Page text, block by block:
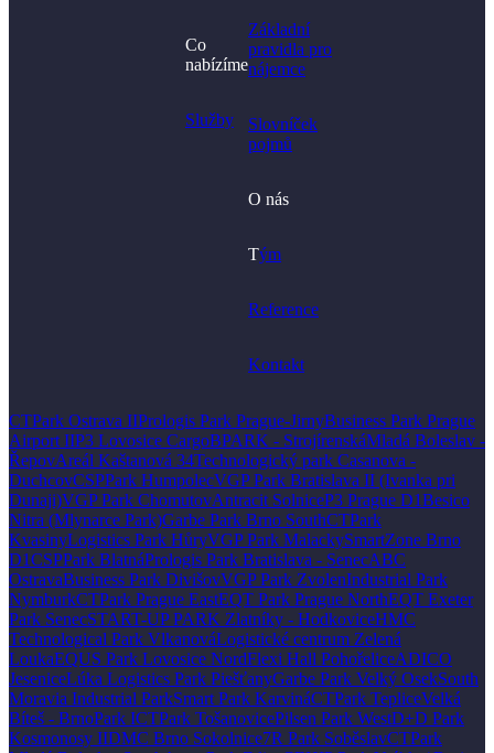
Co
nabízíme
Služby
Základní
pravidla pro
nájemce
Slovníček
pojmů
O nás
Tým
Reference
Kontakt
CTPark Ostrava IIPrologis Park Prague-JirnyBusiness Park Prague
Airport IIP3 Lovosice CargoBPARK - StrojírenskáMladá Boleslav -
ŘepovAreál Kaštanová 34Technologický park Casanova -
DuchcovCSPPark HumpolecVGP Park Bratislava II (Ivanka pri
Dunaji)VGP Park ChomutovAntracit SolniceP3 Prague D1Besico
Nitra (Mlynarce Park)Garbe Park Brno SouthCTPark
KvasinyLogistics Park HůryVGP Park MalackySmartZone Brno
D1CSPPark BlatnáPrologis Park Bratislava - SenecABC
OstravaBusiness Park DivišovVGP Park ZvolenIndustrial Park
NymburkCTPark Prague EastEQT Park Prague NorthEQT Exeter
Park SenecSTART-UP PARK Zlatníky - HodkoviceHMC
Technological Park VlkanováLogistické centrum Zelená
LoukaEQUS Park Lovosice NordFlexi Hall PohořeliceADICO
JeseniceLúka Logistics Park PiešťanyGarbe Park Velký OsekSouth
Moravia Industrial ParkSmart Park KarvináCTPark TepliceVelká
Bíteš - BrnoPark ICTPark TošanovicePilsen Park WestD+D Park
Kosmonosy IIDMC Brno Sokolnice7R Park SoběslavCTPark